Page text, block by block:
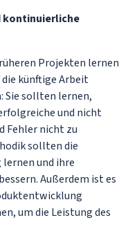
kontinuierliche
Projekten lernen
die künftige Arbeit
Sie sollten lernen,
und nicht
Fehler nicht zu
sollten die
und ihre
Außerdem ist es
um die Leistung des